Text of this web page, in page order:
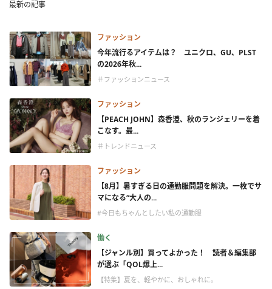
最新の記事
ファッション
今年流行るアイテムは？ ユニクロ、GU、PLST
の2026年秋...
＃ファッションニュース
ファッション
【PEACH JOHN】森香澄、秋のランジェリーを着
こなす。最...
＃トレンドニュース
ファッション
【8月】暑すぎる日の通勤服問題を解決。一枚でサ
マになる“大人の...
#今日もちゃんとしたい私の通勤服
働く
【ジャンル別】買ってよかった！ 読者＆編集部
が選ぶ「QOL爆上...
【特集】夏を、軽やかに、おしゃれに。